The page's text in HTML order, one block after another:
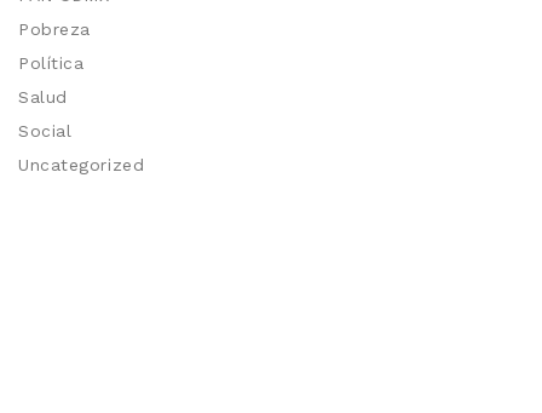
Pobreza
Política
Salud
Social
Uncategorized